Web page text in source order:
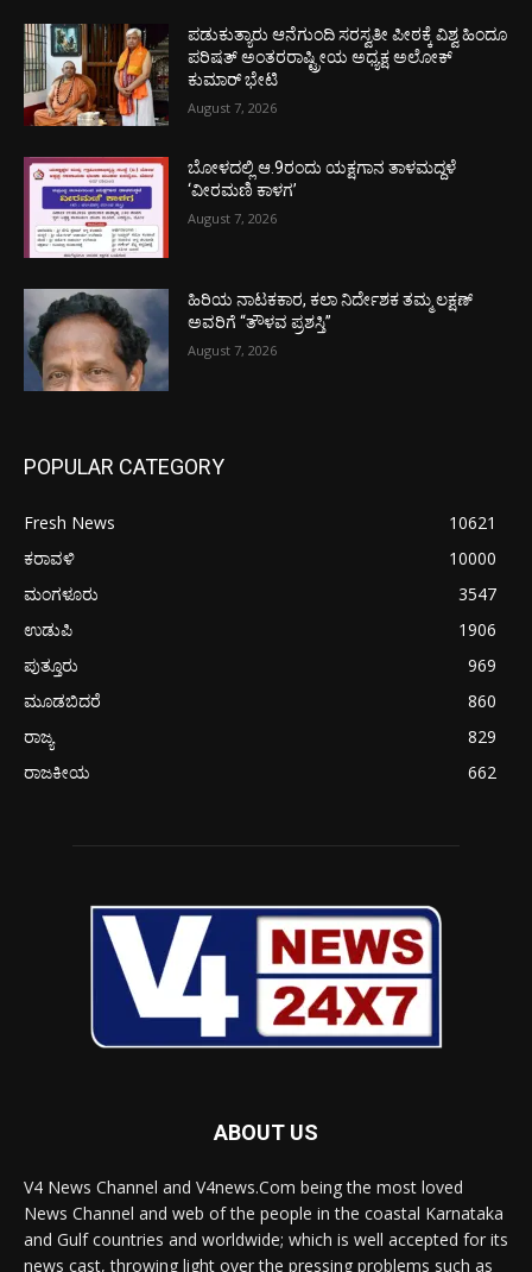
ಪಡುಕುತ್ಯಾರು ಆನೆಗುಂದಿ ಸರಸ್ವತೀ ಪೀಠಕ್ಕೆ ವಿಶ್ವ ಹಿಂದೂ
ಪರಿಷತ್ ಅಂತರರಾಷ್ಟ್ರೀಯ ಅಧ್ಯಕ್ಷ ಅಲೋಕ್
ಕುಮಾರ್ ಭೇಟಿ
August 7, 2026
ಬೋಳದಲ್ಲಿ ಆ.9ರಂದು ಯಕ್ಷಗಾನ ತಾಳಮದ್ದಳೆ
‘ವೀರಮಣಿ ಕಾಳಗ’
August 7, 2026
ಹಿರಿಯ ನಾಟಕಕಾರ, ಕಲಾ ನಿರ್ದೇಶಕ ತಮ್ಮ ಲಕ್ಷಣ್
ಅವರಿಗೆ “ತೌಳವ ಪ್ರಶಸ್ತಿ”
August 7, 2026
POPULAR CATEGORY
Fresh News
10621
ಕರಾವಳಿ
10000
ಮಂಗಳೂರು
3547
ಉಡುಪಿ
1906
ಪುತ್ತೂರು
969
ಮೂಡಬಿದರೆ
860
ರಾಜ್ಯ
829
ರಾಜಕೀಯ
662
ABOUT US
V4 News Channel and V4news.Com being the most loved
News Channel and web of the people in the coastal Karnataka
and Gulf countries and worldwide; which is well accepted for its
news cast, throwing light over the pressing problems such as